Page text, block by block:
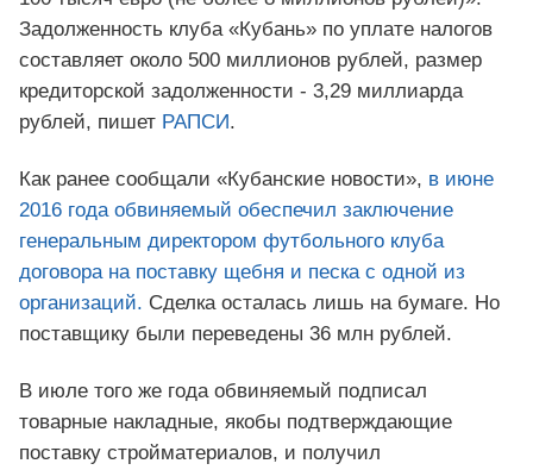
Задолженность клуба «Кубань» по уплате налогов
составляет около 500 миллионов рублей, размер
кредиторской задолженности - 3,29 миллиарда
рублей, пишет РАПСИ.
Как ранее сообщали «Кубанские новости», в июне
2016 года обвиняемый обеспечил заключение
генеральным директором футбольного клуба
договора на поставку щебня и песка с одной из
организаций. Сделка осталась лишь на бумаге. Но
поставщику были переведены 36 млн рублей.
В июле того же года обвиняемый подписал
товарные накладные, якобы подтверждающие
поставку стройматериалов, и получил